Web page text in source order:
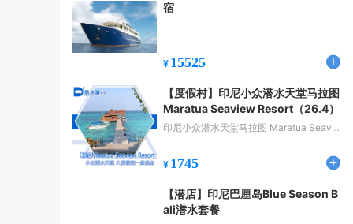
宿
¥ 15525
【度假村】印尼小众潜水天堂马拉图
Maratua Seaview Resort（26.4）
印尼小众潜水天堂马拉图 Maratua Seavie
¥ 1745
【潜店】印尼巴厘岛Blue Season B
ali潜水套餐